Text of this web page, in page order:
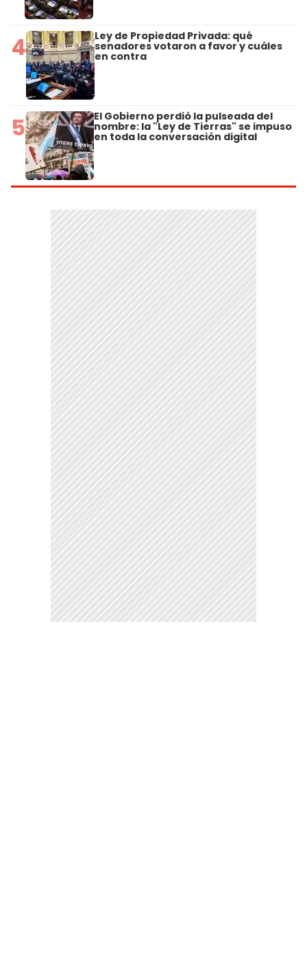
4 Ley de Propiedad Privada: qué
senadores votaron a favor y cuáles
en contra
5 El Gobierno perdió la pulseada del
nombre: la "Ley de Tierras" se impuso
en toda la conversación digital